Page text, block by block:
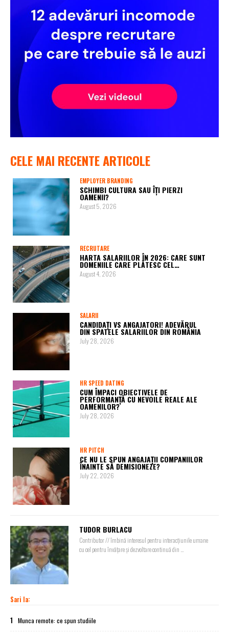
CELE MAI RECENTE ARTICOLE
EMPLOYER BRANDING
SCHIMBI CULTURA SAU ÎȚI PIERZI
OAMENII?
August 5, 2026
RECRUTARE
HARTA SALARIILOR ÎN 2026: CARE SUNT
DOMENIILE CARE PLĂTESC CEL…
August 4, 2026
SALARII
CANDIDAȚI VS ANGAJATORI! ADEVĂRUL
DIN SPATELE SALARIILOR DIN ROMÂNIA
July 28, 2026
HR SPEED DATING
CUM ÎMPACI OBIECTIVELE DE
PERFORMANȚĂ CU NEVOILE REALE ALE
OAMENILOR?
July 28, 2026
HR PITCH
CE NU LE SPUN ANGAJAȚII COMPANIILOR
ÎNAINTE SĂ DEMISIONEZE?
July 22, 2026
TUDOR BURLACU
Contributor // îmbină interesul pentru interacțiunile umane
cu cel pentru învățare și dezvoltare continuă din ...
Sari la:
1 Munca remote: ce spun studiile